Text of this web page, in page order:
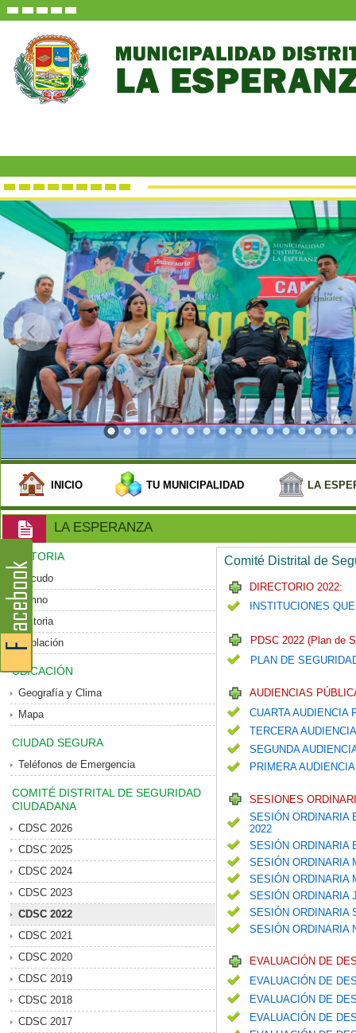
INICIO TU MUNICIPALIDAD LA
LA ESPERANZA
HISTORIA
Escudo
Himno
Historia
Población
UBICACIÓN
Geografía y Clima
Mapa
CIUDAD SEGURA
Teléfonos de Emergencia
COMITÉ DISTRITAL DE SEGURIDAD
CIUDADANA
CDSC 2026
CDSC 2025
CDSC 2024
CDSC 2023
CDSC 2022
CDSC 2021
CDSC 2020
CDSC 2019
CDSC 2018
CDSC 2017
Comité Distrital de
DIRECTORIO 2022:
INSTITUCIONES
PDSC 2022 (Plan de
PLAN DE
AUDIENCIAS
CUARTA AUDIENCIA
TERCERA
SEGUNDA
PRIMERA
SESIONES
SESIÓN ORDINARIA
2022
SESIÓN ORDINARIA
SESIÓN ORDINARIA
SESIÓN ORDINARIA
SESIÓN ORDINARIA
SESIÓN ORDINARIA
SESIÓN ORDINARIA
EVALUACIÓN DE
EVALUACIÓN DE
EVALUACIÓN DE
EVALUACIÓN DE